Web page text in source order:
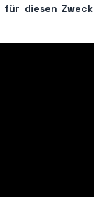
für diesen Zweck